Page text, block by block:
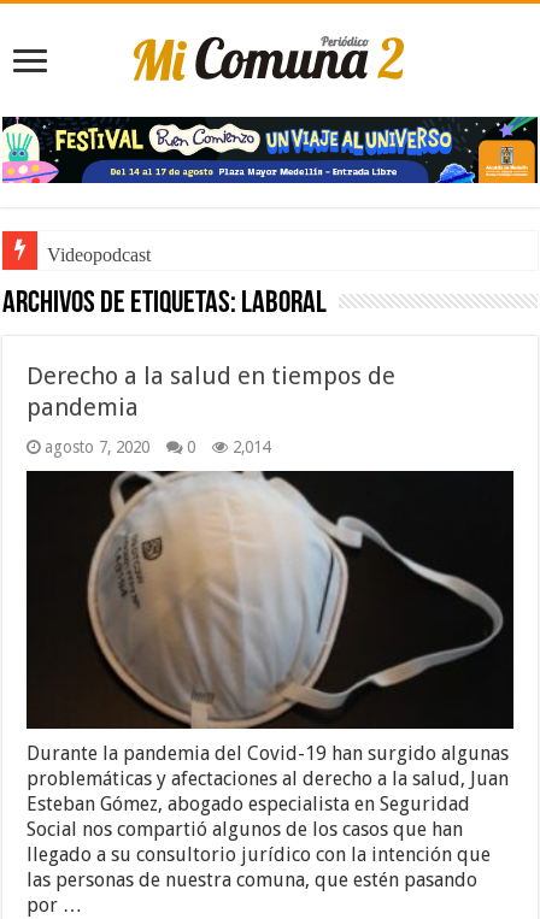
Videopodcast
Archivos de etiquetas: laboral
Derecho a la salud en tiempos de
pandemia
agosto 7, 2020 0 2,014
Durante la pandemia del Covid-19 han surgido algunas
problemáticas y afectaciones al derecho a la salud, Juan
Esteban Gómez, abogado especialista en Seguridad
Social nos compartió algunos de los casos que han
llegado a su consultorio jurídico con la intención que
las personas de nuestra comuna, que estén pasando
por …